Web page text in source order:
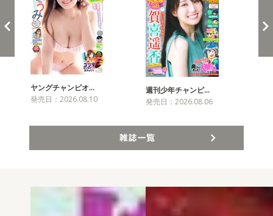
ヤングチャンピオ…
発売日：2026.08.10
週刊少年チャンピ…
発売日：2026.08.06